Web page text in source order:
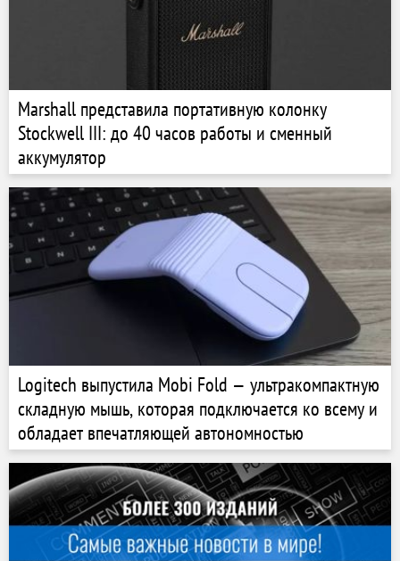
Marshall представила портативную колонку
Stockwell III: до 40 часов работы и сменный
аккумулятор
Logitech выпустила Mobi Fold — ультракомпактную
складную мышь, которая подключается ко всему и
обладает впечатляющей автономностью